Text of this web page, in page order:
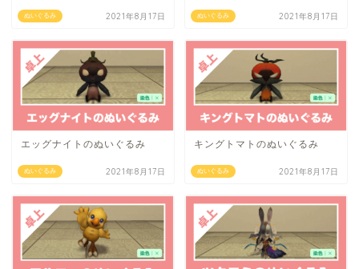
ぬいぐるみ 2021年8月17日 ぬいぐるみ 2021年8月17日
ぬいぐるみ
エッグナイトのぬいぐるみ
2021年8月17日 ぬいぐるみ
キングトマトのぬいぐるみ
2021年8月17日